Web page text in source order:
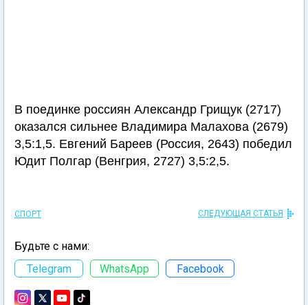
В поединке россиян Александр Грищук (2717)
оказался сильнее Владимира Малахова (2679)
3,5:1,5. Евгений Бареев (Россия, 2643) победил
Юдит Полгар (Венгрия, 2727) 3,5:2,5.
СПОРТ СЛЕДУЮЩАЯ СТАТЬЯ
Будьте с нами:
Telegram
WhatsApp Facebook